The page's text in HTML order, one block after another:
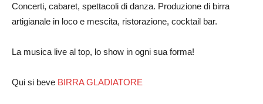
Concerti, cabaret, spettacoli di danza. Produzione di birra
artigianale in loco e mescita, ristorazione, cocktail bar.
La musica live al top, lo show in ogni sua forma!
Qui si beve BIRRA GLADIATORE